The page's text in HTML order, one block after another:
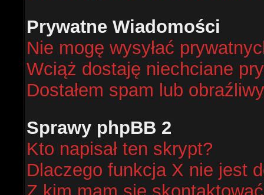
Prywatne Wiadomości
Nie mogę wysyłać
Wciąż dostaję niechciane
Dostałem spam lub
Sprawy phpBB 2
Kto napisał ten skrypt?
Dlaczego funkcja X nie jest